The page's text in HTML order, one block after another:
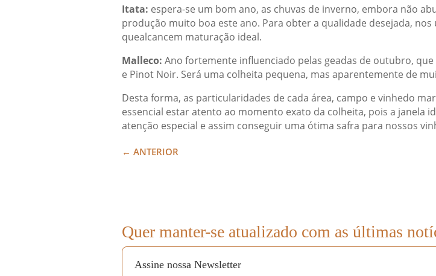
Itata: espera-se um bom ano, as chuvas de inverno, embora não
produção muito boa este ano. Para obter a qualidade desejada,
quealcancem maturação ideal.
Malleco: Ano fortemente influenciado pelas geadas de outubro,
e Pinot Noir. Será uma colheita pequena, mas aparentemente de
Desta forma, as particularidades de cada área, campo e vinhedo
essencial estar atento ao momento exato da colheita, pois a janela
atenção especial e assim conseguir uma ótima safra para nossos
← ANTERIOR
Quer manter-se atualizado com as últimas
Assine nossa Newsletter